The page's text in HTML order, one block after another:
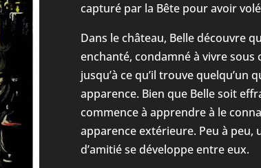
capturé par la Bête pour avoir
Dans le château, Belle découvre
enchanté, condamné à vivre
jusqu’à ce qu’il trouve quelqu’un
apparence. Bien que Belle soit
commence à apprendre à le
apparence extérieure. Peu à peu,
d’amitié se développe entre eux.